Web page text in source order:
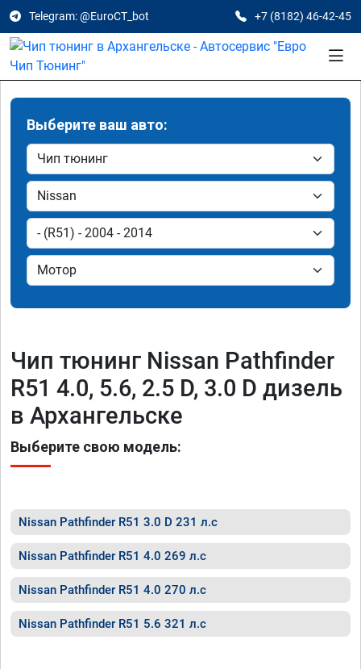
Telegram: @EuroCT_bot +7 (8182) 46-42-45
Выберите ваш авто:
Чип тюнинг Nissan Pathfinder
R51 4.0, 5.6, 2.5 D, 3.0 D дизель
в Архангельске
Выберите свою модель:
Nissan Pathfinder R51 3.0 D 231 л.с
Nissan Pathfinder R51 4.0 269 л.с
Nissan Pathfinder R51 4.0 270 л.с
Nissan Pathfinder R51 5.6 321 л.с